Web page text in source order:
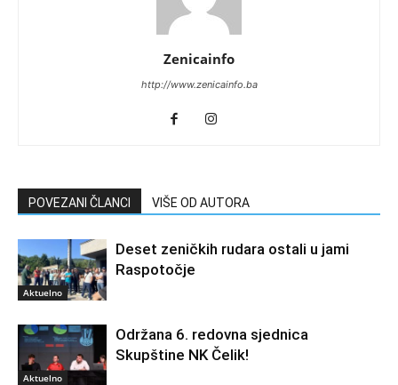
Zenicainfo
http://www.zenicainfo.ba
POVEZANI ČLANCI VIŠE OD AUTORA
Aktuelno
Deset zeničkih rudara ostali u jami
Raspotočje
Aktuelno
Održana 6. redovna sjednica
Skupštine NK Čelik!